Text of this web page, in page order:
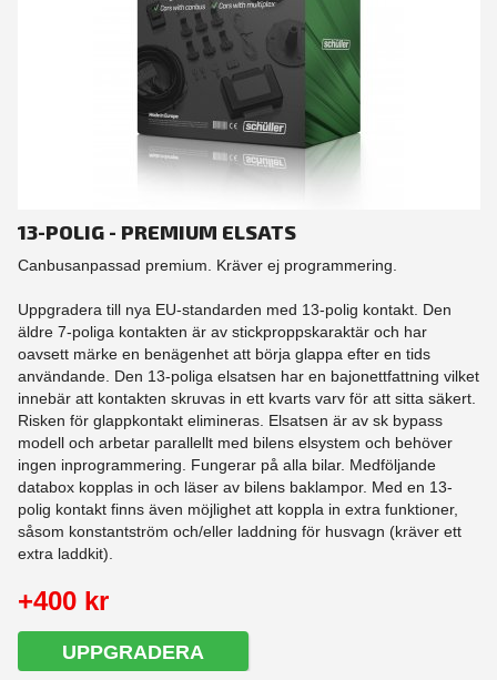
13-POLIG - PREMIUM ELSATS
Canbusanpassad premium. Kräver ej programmering.
Uppgradera till nya EU-standarden med 13-polig kontakt. Den
äldre 7-poliga kontakten är av stickproppskaraktär och har
oavsett märke en benägenhet att börja glappa efter en tids
användande. Den 13-poliga elsatsen har en bajonettfattning vilket
innebär att kontakten skruvas in ett kvarts varv för att sitta säkert.
Risken för glappkontakt elimineras. Elsatsen är av sk bypass
modell och arbetar parallellt med bilens elsystem och behöver
ingen inprogrammering. Fungerar på alla bilar. Medföljande
databox kopplas in och läser av bilens baklampor. Med en 13-
polig kontakt finns även möjlighet att koppla in extra funktioner,
såsom konstantström och/eller laddning för husvagn (kräver ett
extra laddkit).
+400 kr
UPPGRADERA